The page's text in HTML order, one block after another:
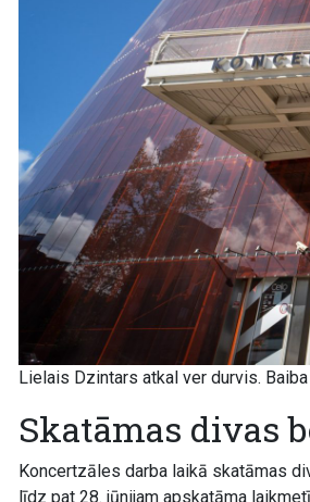
Lielais Dzintars atkal ver durvis.
Skatāmas divas
Koncertzāles darba laikā skatāmas
līdz pat 28. jūnijam apskatāma